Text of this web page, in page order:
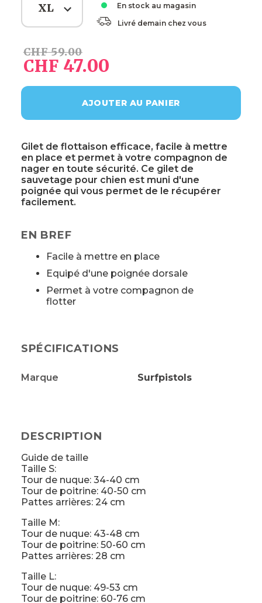
XL
En stock au magasin
Livré demain chez vous
CHF59.00
CHF 47.00
AJOUTER AU PANIER
Gilet de flottaison efficace, facile à mettre
en place et permet à votre compagnon de
nager en toute sécurité. Ce gilet de
sauvetage pour chien est muni d'une
poignée qui vous permet de le récupérer
facilement.
EN BREF
Facile à mettre en place
Equipé d'une poignée dorsale
Permet à votre compagnon de
flotter
SPÉCIFICATIONS
Marque Surfpistols
DESCRIPTION
Guide de taille
Taille S:
Tour de nuque: 34-40 cm
Tour de poitrine: 40-50 cm
Pattes arrières: 24 cm
Taille M:
Tour de nuque: 43-48 cm
Tour de poitrine: 50-60 cm
Pattes arrières: 28 cm
Taille L:
Tour de nuque: 49-53 cm
Tour de poitrine: 60-76 cm